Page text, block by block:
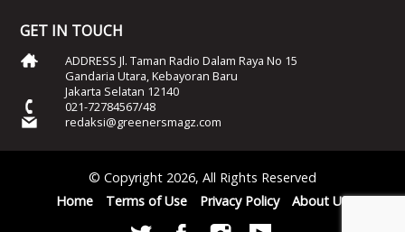
GET IN TOUCH
ADDRESS Jl. Taman Radio Dalam Raya No 15
Gandaria Utara, Kebayoran Baru
Jakarta Selatan 12140
021-72784567/48
redaksi@greenersmagz.com
© Copyright 2026, All Rights Reserved
Home
Terms of Use Privacy Policy About Us